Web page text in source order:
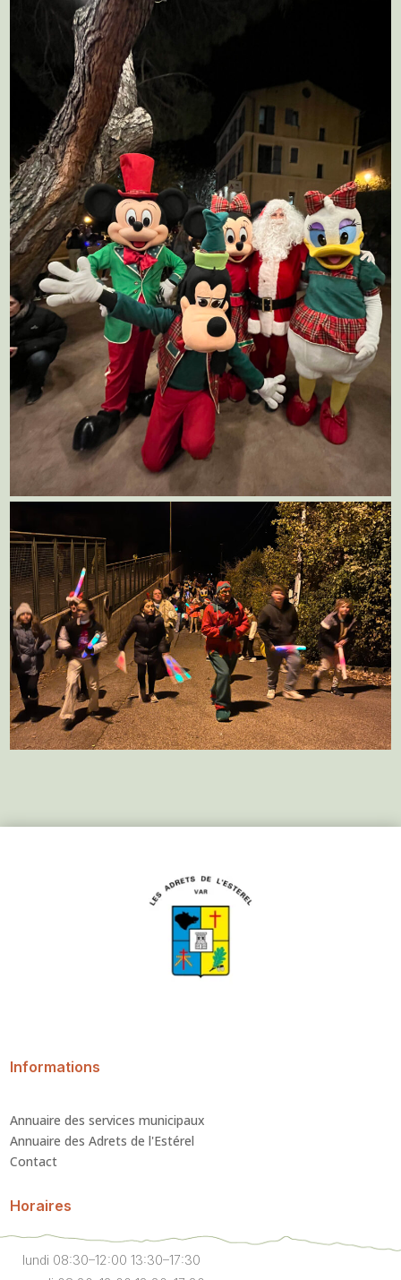
Informations
Annuaire des services municipaux
Annuaire des Adrets de l'Estérel
Contact
Horaires
lundi 08:30–12:00 13:30–17:30